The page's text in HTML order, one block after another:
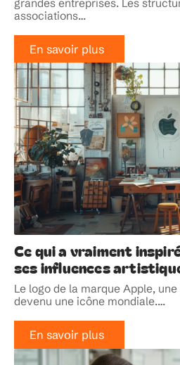
grandes entreprises. Les
associations…
En savoir plus
Ce qui a vraiment
ses influences
Le logo de la marque Apple,
devenu une icône mondiale.…
En savoir plus